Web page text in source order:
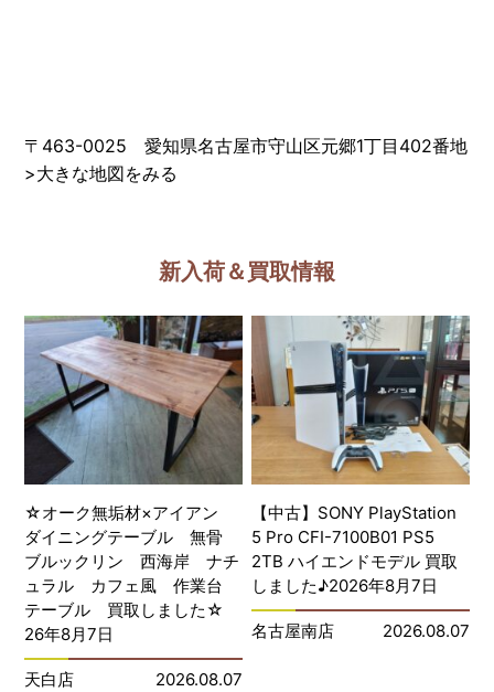
〒463-0025 愛知県名古屋市守山区元郷1丁目402番地
>大きな地図をみる
新入荷＆買取情報
☆オーク無垢材×アイアン
ダイニングテーブル 無骨
ブルックリン 西海岸 ナチ
ュラル カフェ風 作業台
テーブル 買取しました☆
26年8月7日
天白店 2026.08.07
【中古】SONY PlayStation
5 Pro CFI-7100B01 PS5
2TB ハイエンドモデル 買取
しました♪2026年8月7日
名古屋南店 2026.08.07